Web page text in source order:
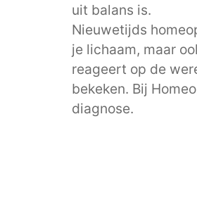
uit balans is.
Nieuwetijds
je lichaam, maar
reageert op de
bekeken. Bij
diagnose.